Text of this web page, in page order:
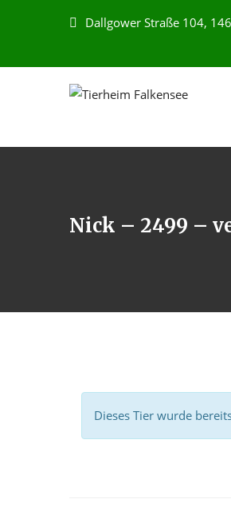
Dallgower Straße 104,
Nick – 2499 –
Dieses Tier wurde